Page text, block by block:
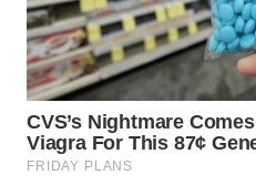
WN
KARO
WN
SIMALUNGUN